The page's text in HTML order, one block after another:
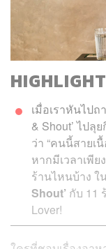
เมื่อเราหันไป
& Shout’ ไปลุ
ว่า “คนนี้สายเ
หากมีเวลาเพีย
ร้านไหนบ้าง ใ
Shout’ กับ 11
Lover!